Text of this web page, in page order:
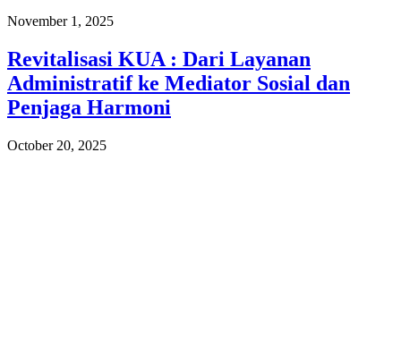
November 1, 2025
Revitalisasi KUA : Dari Layanan
Administratif ke Mediator Sosial dan
Penjaga Harmoni
October 20, 2025